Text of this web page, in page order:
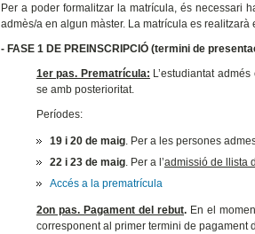
Per a poder formalitzar la matrícula, és necessari
admès/a en algun màster. La matrícula es realitzarà
- FASE 1 DE PREINSCRIPCIÓ (termini de
1er pas. Prematrícula: L’estudiantat
se amb posterioritat.
Períodes:
19 i 20 de maig. Per a les persones
22 i 23 de maig. Per a l’admissió de llista
Accés a la prematrícula
2on pas. Pagament del rebut. En el
corresponent al primer termini de pagament